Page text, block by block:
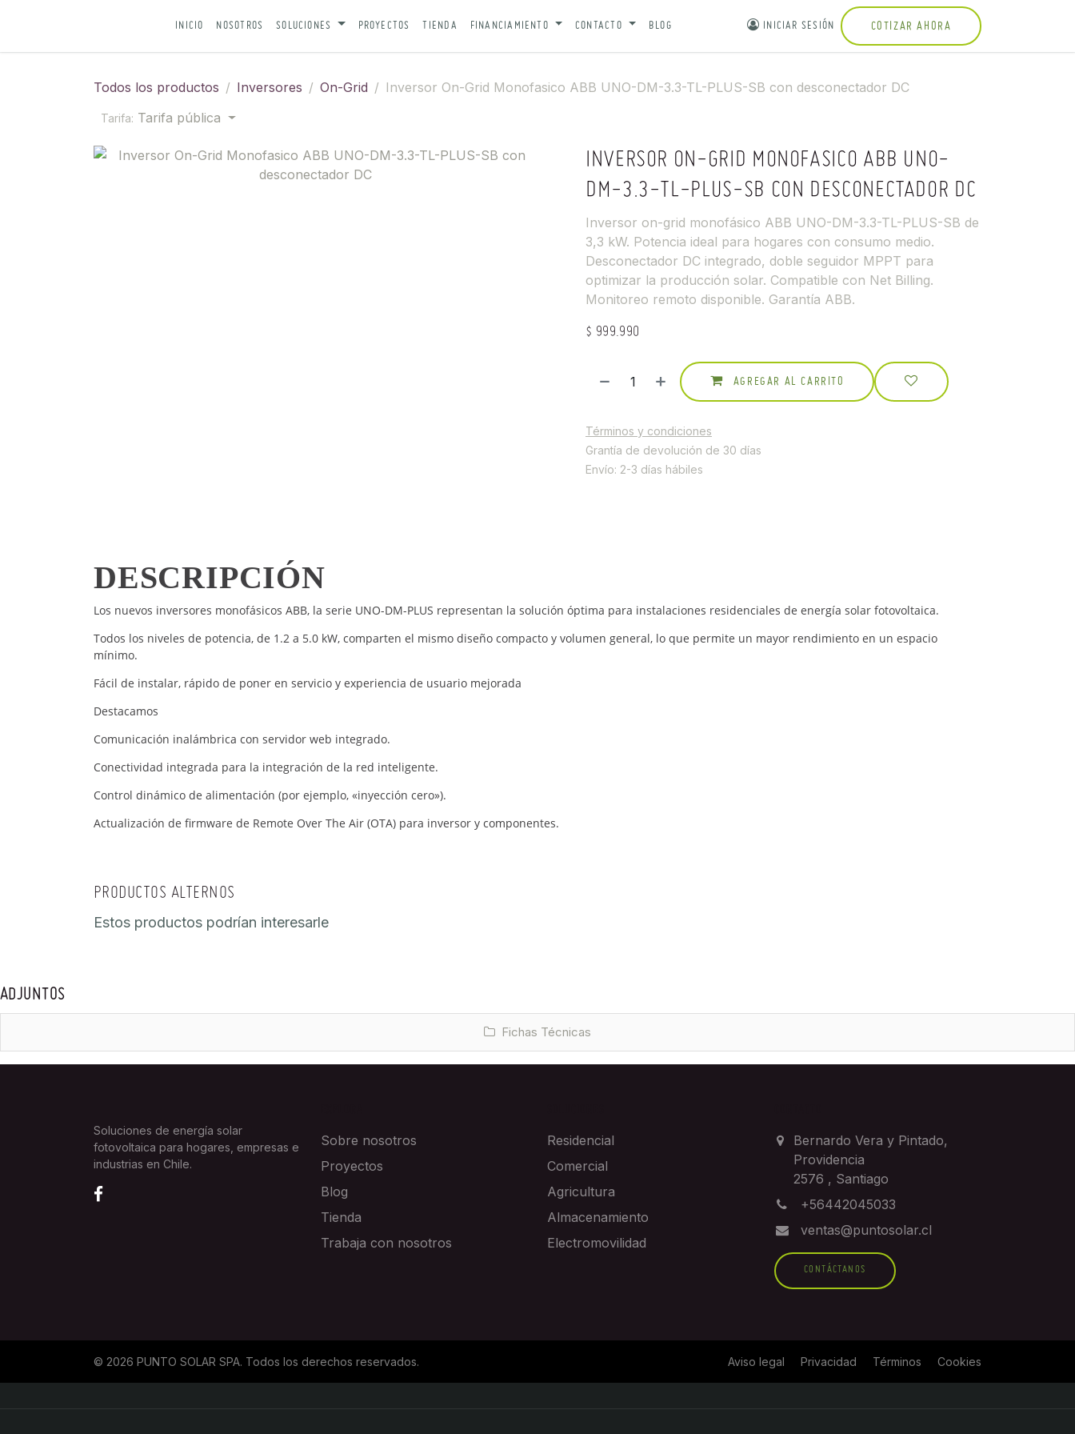
INICIO NOSOTROS SOLUCIONES PROYECTOS TIENDA FINANCIAMIENTO CONTACTO BLOG INICIAR SESIÓN COTIZAR AHORA
Todos los productos Inversores On-Grid Inversor On-Grid Monofasico ABB UNO-DM-3.3-TL-PLUS-SB con desconectador DC
Tarifa: Tarifa pública
INVERSOR ON-GRID MONOFASICO ABB UNO-
DM-3.3-TL-PLUS-SB CON DESCONECTADOR DC
Inversor on-grid monofásico ABB UNO-DM-3.3-TL-PLUS-SB de
3,3 kW. Potencia ideal para hogares con consumo medio.
Desconectador DC integrado, doble seguidor MPPT para
optimizar la producción solar. Compatible con Net Billing.
Monitoreo remoto disponible. Garantía ABB.
$ 999.990
AGREGAR AL CARRITO
Términos y condiciones
Grantía de devolución de 30 días
Envío: 2-3 días hábiles
DESCRIPCIÓN
Los nuevos inversores monofásicos ABB, la serie UNO-DM-PLUS representan la solución óptima para instalaciones residenciales de energía solar fotovoltaica.
Todos los niveles de potencia, de 1.2 a 5.0 kW, comparten el mismo diseño compacto y volumen general, lo que permite un mayor rendimiento en un espacio
mínimo.
Fácil de instalar, rápido de poner en servicio y experiencia de usuario mejorada
Destacamos
Comunicación inalámbrica con servidor web integrado.
Conectividad integrada para la integración de la red inteligente.
Control dinámico de alimentación (por ejemplo, «inyección cero»).
Actualización de firmware de Remote Over The Air (OTA) para inversor y componentes.
PRODUCTOS ALTERNOS
Estos productos podrían interesarle
ADJUNTOS
Fichas Técnicas
Soluciones de energía solar
fotovoltaica para hogares, empresas e
industrias en Chile.
Sobre nosotros
Proyectos
Blog
Tienda
Trabaja con nosotros
Residencial
Comercial
Agricultura
Almacenamiento
Electromovilidad
Bernardo Vera y Pintado,
Providencia
2576 , Santiago
+56442045033
ventas@puntosolar.cl
CONTÁCTANOS
© 2026 PUNTO SOLAR SPA. Todos los derechos reservados. Aviso legal Privacidad Términos Cookies